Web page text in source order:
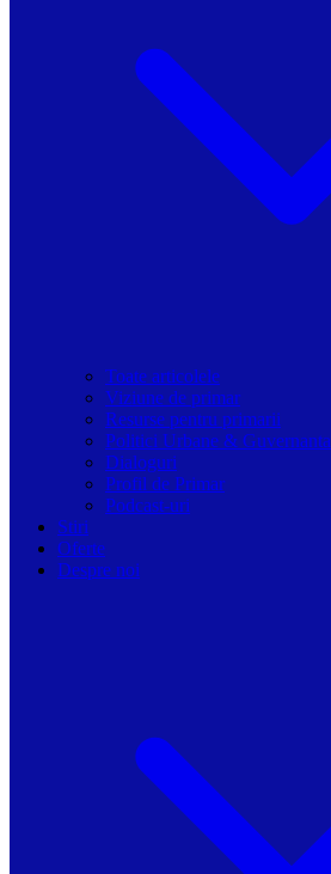
Toate articolele
Viziune de primar
Resurse pentru primarii
Politici Urbane & Guvernanta
Dialoguri
Profil de Primar
Podcast-uri
Stiri
Oferte
Despre noi